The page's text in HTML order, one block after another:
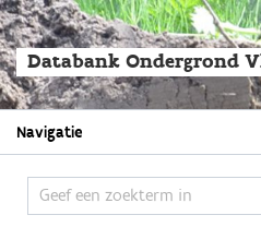
Databank Ondergrond
Main
navigation
Navigatie